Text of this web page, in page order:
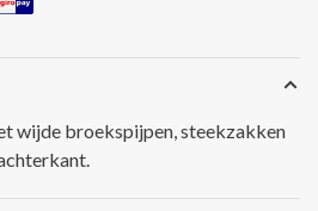
wijde broekspijpen, steekzakken